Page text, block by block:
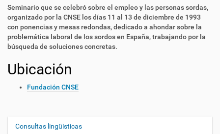
Seminario que se celebró sobre el empleo y las personas sordas,
organizado por la CNSE los días 11 al 13 de diciembre de 1993
con ponencias y mesas redondas, dedicado a ahondar sobre la
problemática laboral de los sordos en España, trabajando por la
búsqueda de soluciones concretas.
Ubicación
Fundación CNSE
N
Consultas lingüísticas